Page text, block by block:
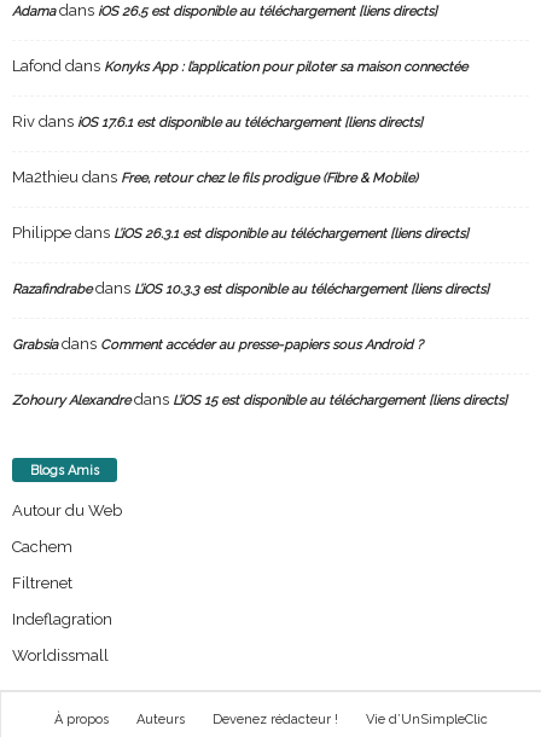
Adamadans iOS 26.5 est disponible au téléchargement [liens directs]
Lafond dans Konyks App : l’application pour piloter sa maison connectée
Riv dans iOS 17.6.1 est disponible au téléchargement [liens directs]
Ma2thieu dans Free, retour chez le fils prodigue (Fibre & Mobile)
Philippe dans L’iOS 26.3.1 est disponible au téléchargement [liens directs]
Razafindrabedans L’iOS 10.3.3 est disponible au téléchargement [liens directs]
Grabsiadans Comment accéder au presse-papiers sous Android ?
Zohoury Alexandredans L’iOS 15 est disponible au téléchargement [liens directs]
Blogs Amis
Autour du Web
Cachem
Filtrenet
Indeflagration
Worldissmall
À propos Auteurs Devenez rédacteur ! Vie d’UnSimpleClic